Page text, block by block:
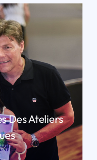
Des Ateliers